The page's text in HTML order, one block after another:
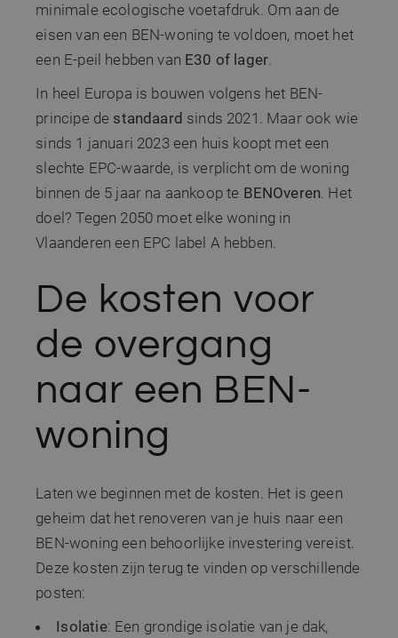
minimale ecologische voetafdruk. Om aan de
eisen van een BEN-woning te voldoen, moet het
een E-peil hebben van E30 of lager.
In heel Europa is bouwen volgens het BEN-
principe de standaard sinds 2021. Maar ook wie
sinds 1 januari 2023 een huis koopt met een
slechte EPC-waarde, is verplicht om de woning
binnen de 5 jaar na aankoop te BENOveren. Het
doel? Tegen 2050 moet elke woning in
Vlaanderen een EPC label A hebben.
De kosten voor
de overgang
naar een BEN-
woning
Laten we beginnen met de kosten. Het is geen
geheim dat het renoveren van je huis naar een
BEN-woning een behoorlijke investering vereist.
Deze kosten zijn terug te vinden op verschillende
posten:
Isolatie: Een grondige isolatie van je dak,